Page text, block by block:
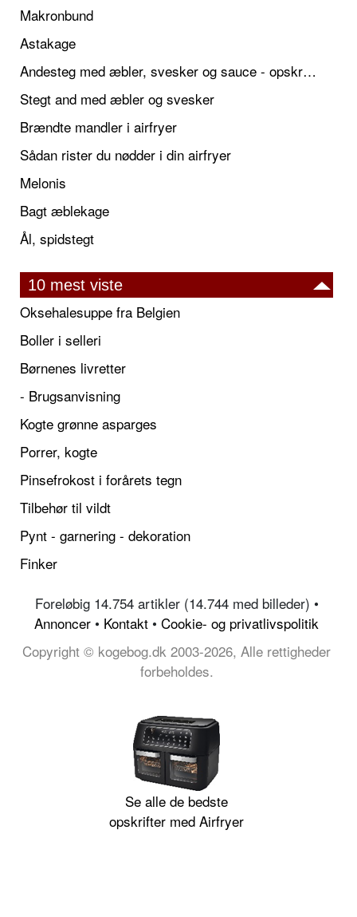
Makronbund
Astakage
Andesteg med æbler, svesker og sauce - opskrift også til jul
Stegt and med æbler og svesker
Brændte mandler i airfryer
Sådan rister du nødder i din airfryer
Melonis
Bagt æblekage
Ål, spidstegt
10 mest viste
Oksehalesuppe fra Belgien
Boller i selleri
Børnenes livretter
- Brugsanvisning
Kogte grønne asparges
Porrer, kogte
Pinsefrokost i forårets tegn
Tilbehør til vildt
Pynt - garnering - dekoration
Finker
Foreløbig 14.754 artikler (14.744 med billeder) •
Annoncer • Kontakt • Cookie- og privatlivspolitik
Copyright © kogebog.dk 2003-2026, Alle rettigheder
forbeholdes.
Se alle de bedste
opskrifter med Airfryer